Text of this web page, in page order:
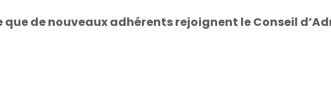
de nouveaux adhérents rejoignent le Conseil